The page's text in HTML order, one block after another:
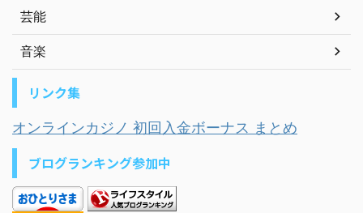
芸能
音楽
リンク集
オンラインカジノ 初回入金ボーナス まとめ
ブログランキング参加中